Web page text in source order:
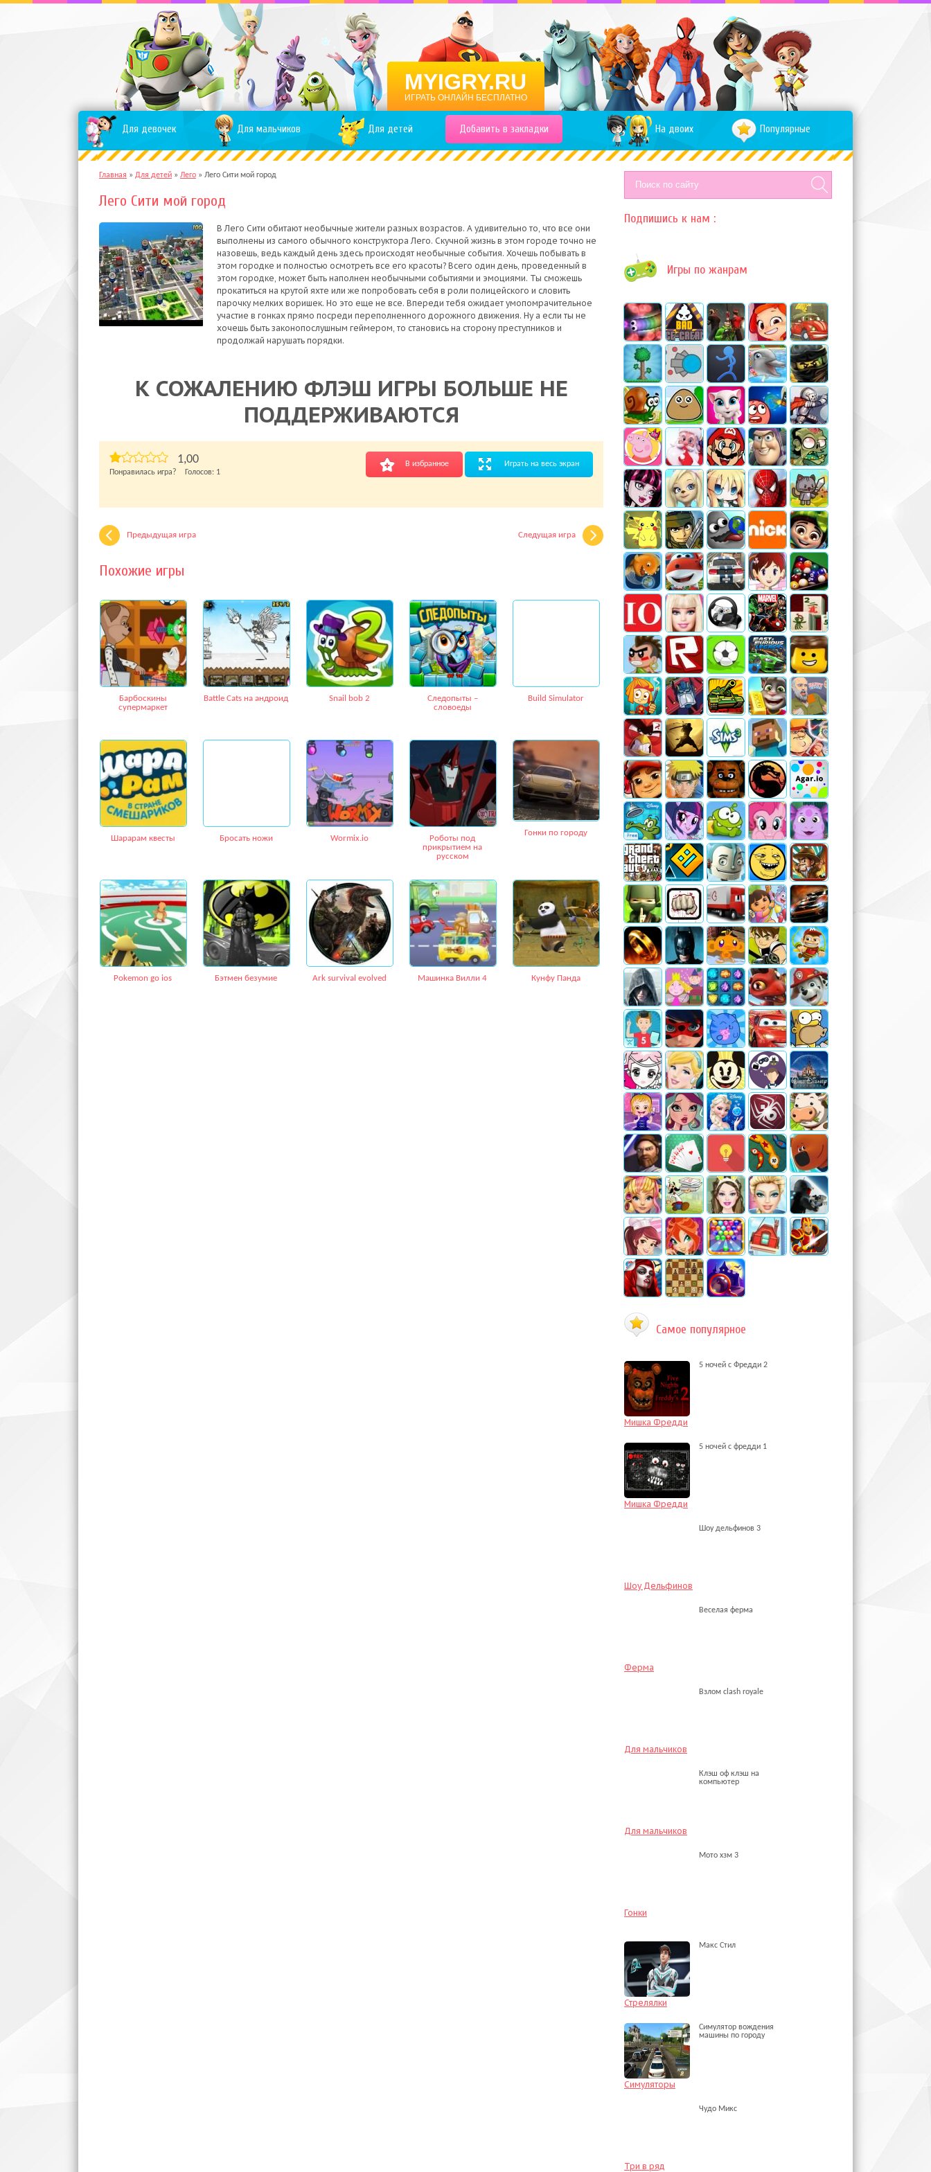
MYIGRY.RU
ИГРАТЬ ОНЛАЙН БЕСПЛАТНО
Для девочек Для мальчиков Для детей Добавить в закладки На двоих Популярные
Главная » Для детей » Лего » Лего Сити мой город
Лего Сити мой город
В Лего Сити обитают необычные жители разных возрастов. А удивительно то, что все они
выполнены из самого обычного конструктора Лего. Скучной жизнь в этом городе точно не
назовешь, ведь каждый день здесь происходят необычные события. Хочешь побывать в
этом городке и полностью осмотреть все его красоты? Всего один день, проведенный в
этом городке, может быть наполнен необычными событиями и эмоциями. Ты сможешь
прокатиться на крутой яхте или же попробовать себя в роли полицейского и словить
парочку мелких воришек. Но это еще не все. Впереди тебя ожидает умопомрачительное
участие в гонках прямо посреди переполненного дорожного движения. Ну а если ты не
хочешь быть законопослушным геймером, то становись на сторону преступников и
продолжай нарушать порядки.
К СОЖАЛЕНИЮ ФЛЭШ ИГРЫ БОЛЬШЕ НЕ
ПОДДЕРЖИВАЮТСЯ
В избранное Играть на весь экран
1,00
Понравилась игра? Голосов: 1
Предыдущая игра Следущая игра
Похожие игры
Барбоскины
супермаркет
Battle Cats на андроид Snail bob 2
Следопыты –
словоеды
Build Simulator
Шарарам квесты Бросать ножи Wormix.io
Роботы под
прикрытием на
русском
Гонки по городу
Pokemon go ios Бэтмен безумие Ark survival evolved Машинка Вилли 4 Кунфу Панда
Подпишись к нам :
Игры по жанрам
Самое популярное
5 ночей с Фредди 2
Мишка Фредди
5 ночей с фредди 1
Мишка Фредди
Шоу дельфинов 3
Шоу Дельфинов
Веселая ферма
Ферма
Взлом clash royale
Для мальчиков
Клэш оф клэш на
компьютер
Для мальчиков
Мото хзм 3
Гонки
Макс Стил
Стрелялки
Симулятор вождения
машины по городу
Симуляторы
Чудо Микс
Три в ряд